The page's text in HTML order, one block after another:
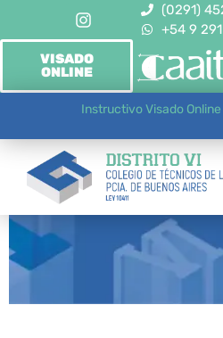
(0291)
+54 9
VISADO
ONLINE
Instructivo Visado Online